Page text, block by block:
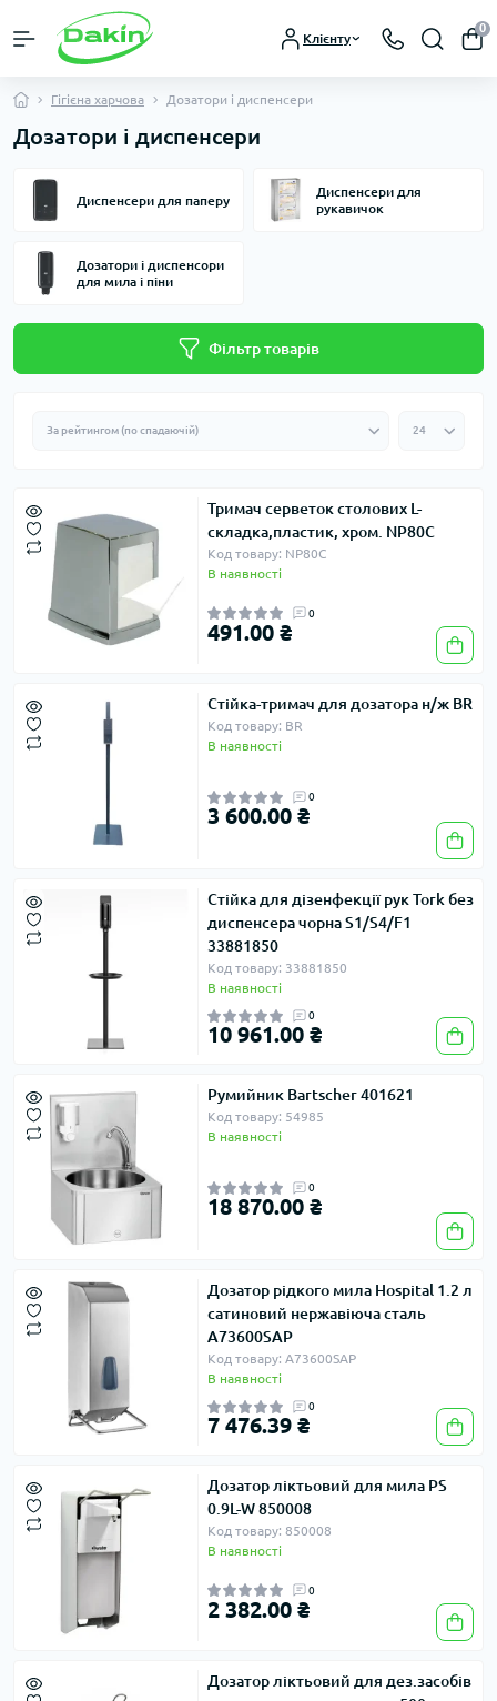
Клієнту
0
Гігієна харчова Дозатори і диспенсери
Дозатори і диспенсери
Диспенсери для паперу
Диспенсери для
рукавичок
Дозатори і диспенсори
для мила і піни
Фільтр товарів
Тримач серветок столових L-
складка,пластик, хром. NP80C
Код товару: NP80C
В наявності
0
491.00 ₴
Стійка-тримач для дозатора н/ж BR
Код товару: BR
В наявності
0
3 600.00 ₴
Стійка для дізенфекції рук Tork без
диспенсера чорна S1/S4/F1
33881850
Код товару: 33881850
В наявності
0
10 961.00 ₴
Румийник Bartscher 401621
Код товару: 54985
В наявності
0
18 870.00 ₴
Дозатор рідкого мила Hospital 1.2 л
сатиновий нержавіюча сталь
A73600SAP
Код товару: A73600SAP
В наявності
0
7 476.39 ₴
Дозатор ліктьовий для мила PS
0.9L-W 850008
Код товару: 850008
В наявності
0
2 382.00 ₴
Дозатор ліктьовий для дез.засобів